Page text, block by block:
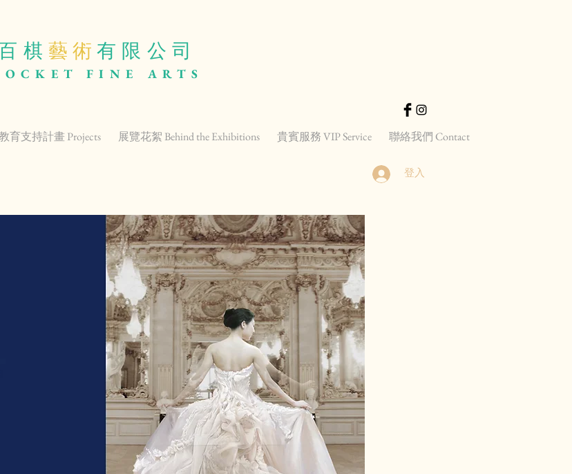
棋藝 術有限公司
FINE ARTS
育支持計畫 Projects 展覽花絮 Behind the Exhibitions 貴賓服務 VIP Service 聯絡我們 Contact
登入
裴淮晟 Bae Joonsung｜The Costume of Painter - C. Lacroix Wed 3D｜2015｜立體光柵片
Lenticular
Edition of 13, 82.5 x 60 cm (32.5 x 23.5 in)｜Edition of 10, 110 x 80 cm (43.5 x 31.5 in)